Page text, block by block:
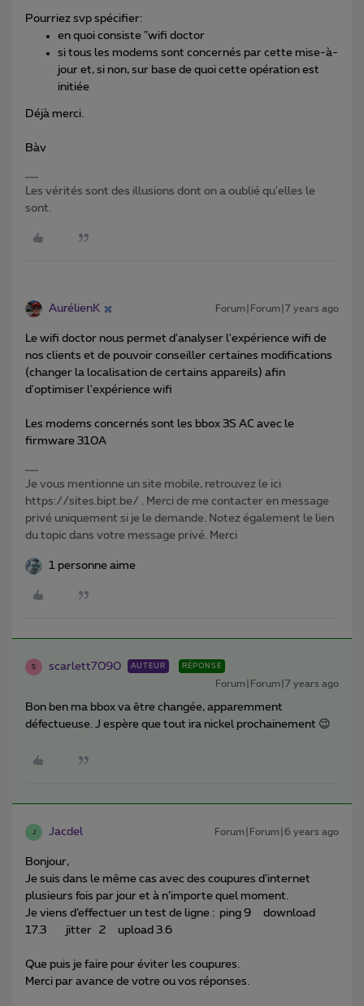
Pourriez svp spécifier:
en quoi consiste "wifi doctor
si tous les modems sont concernés par cette mise-à-
jour et, si non, sur base de quoi cette opération est
initiée
Déjà merci.
Bàv
Les vérités sont des illusions dont on a oublié qu'elles le
sont.
AurélienK Forum|Forum|7 years ago
Le wifi doctor nous permet d'analyser l'expérience wifi de
nos clients et de pouvoir conseiller certaines modifications
(changer la localisation de certains appareils) afin
d'optimiser l'expérience wifi
Les modems concernés sont les bbox 3S AC avec le
firmware 310A
Je vous mentionne un site mobile, retrouvez le ici
https://sites.bipt.be/ . Merci de me contacter en message
privé uniquement si je le demande. Notez également le lien
du topic dans votre message privé. Merci
1 personne aime
S scarlett7090 AUTEUR RÉPONSE
Forum|Forum|7 years ago
Bon ben ma bbox va être changée, apparemment
défectueuse. J espère que tout ira nickel prochainement 😉
J Jacdel Forum|Forum|6 years ago
Bonjour,
Je suis dans le même cas avec des coupures d’internet
plusieurs fois par jour et à n’importe quel moment.
Je viens d’effectuer un test de ligne : ping 9 download
17.3 jitter 2 upload 3.6
Que puis je faire pour éviter les coupures.
Merci par avance de votre ou vos réponses.